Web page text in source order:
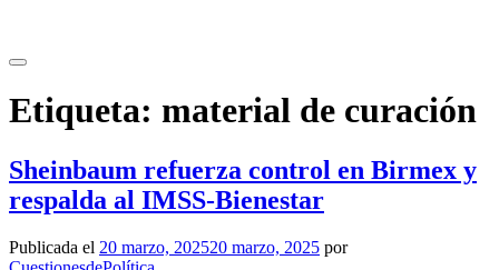
contenido
Etiqueta: material de curación
Sheinbaum refuerza control en Birmex y
respalda al IMSS-Bienestar
Publicada el 20 marzo, 202520 marzo, 2025 por